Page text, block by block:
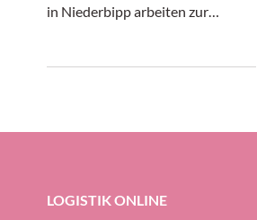
in Niederbipp arbeiten zur
LOGISTIK ONLINE